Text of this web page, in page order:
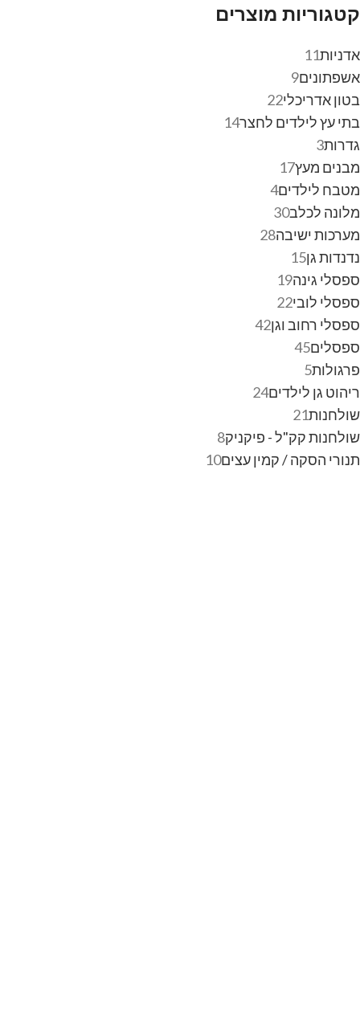
קטגוריות מוצרים
אדניות11
אשפתונים9
בטון אדריכלי22
בתי עץ לילדים לחצר14
גדרות3
מבנים מעץ17
מטבח לילדים4
מלונה לכלב30
מערכות ישיבה28
נדנדות גן15
ספסלי גינה19
ספסלי לובי22
ספסלי רחוב וגן42
ספסלים45
פרגולות5
ריהוט גן לילדים24
שולחנות21
שולחנות קק"ל - פיקניק8
תנורי הסקה / קמין עצים10